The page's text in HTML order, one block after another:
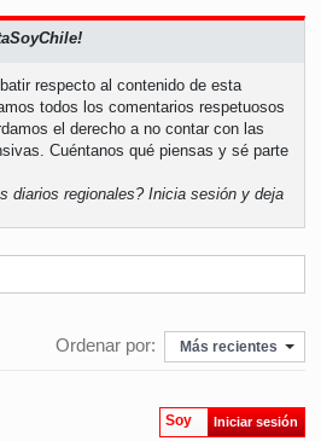
respecto al contenido de esta
todos los comentarios respetuosos
el derecho a no contar con las
Cuéntanos qué piensas y sé parte
diarios regionales?Inicia sesión y deja
Ordenar por: Más recientes
Soy Iniciar sesión